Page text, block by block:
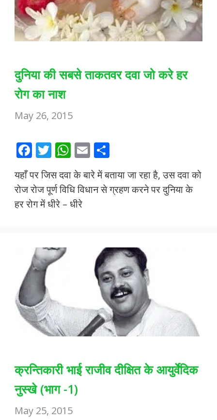
दुनिया की सबसे ताकतवर दवा जो करे हर
रोग का नाश
May 26, 2015
F
ac
e
b
o
k
T
itt
er
W
h
at
s
A
E
m
ai
l
ar
e
यहाँ पर जिस दवा के बारे में बताया जा रहा है, उस दवा को
रोज रोज पूर्ण विधि विधान से ग्रहण करने पर दुनिया के
हर रोग में धीरे – धीरे
क्रन्तिकारी भाई राजीव दीक्षित के आयुर्वेदिक
नुस्खे (भाग -1)
May 25, 2015